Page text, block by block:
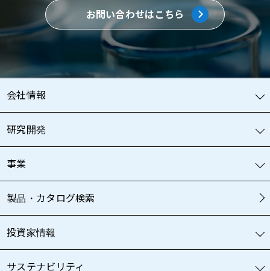
お問い合わせはこちら
会社情報
研究開発
事業
製品・カタログ検索
投資家情報
サステナビリティ